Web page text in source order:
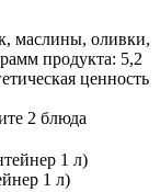
маслины, оливки,
продукта: 5,2
ценность
2 блюда
1 л)